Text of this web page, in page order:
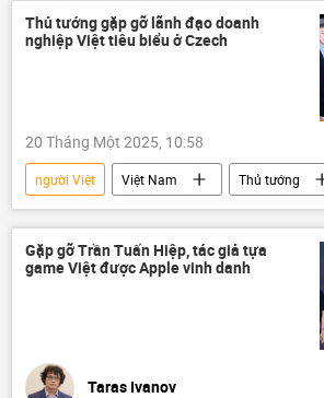
Liên minh châu Âu
phương Tây
Chính trị
ngoại giao
Châu Âu
Thủ tướng gặp gỡ lãnh đạo doanh
nghiệp Việt tiêu biểu ở Czech
20 Tháng Một 2025, 10:58
người Việt Việt Nam
Thủ tướng
Phạm Minh Chính
chuyến thăm
Czech
Châu Âu
Gặp gỡ Trần Tuấn Hiệp, tác giả tựa
game Việt được Apple vinh danh
Taras Ivanov